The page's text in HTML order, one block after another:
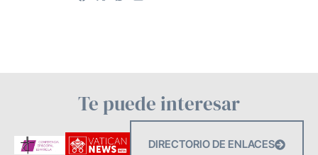
Te puede interesar
DIRECTORIO DE ENLACES